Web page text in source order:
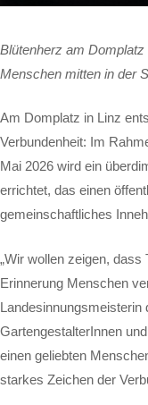
Blütenherz am
Menschen mitten in der
Am Domplatz in Linz
Verbundenheit: Im
Mai 2026 wird ein
errichtet, das einen
gemeinschaftliches
„Wir wollen zeigen,
Erinnerung Menschen
GartengestalterInnen
einen geliebten
starkes Zeichen der